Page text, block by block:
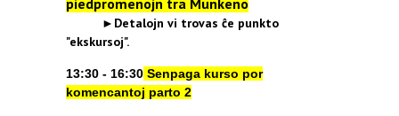
►Detalojn vi trovas ĉe punkto
"ekskursoj".
13:30 - 16:30 Senpaga kurso por
komencantoj parto 2